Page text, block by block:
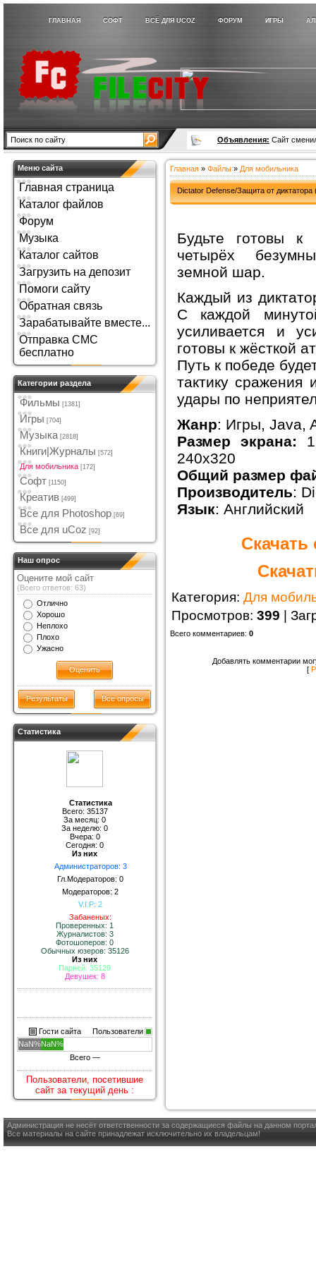
ГЛАВНАЯ СОФТ ВСЁ ДЛЯ UCOZ ФОРУМ ИГРЫ
Объявления: Сайт
Меню сайта
Главная страница
Каталог файлов
Форум
Музыка
Каталог сайтов
Загрузить на депозит
Помоги сайту
Обратная связь
Зарабатывайте вместе...
Отправка СМС
бесплатно
Категории раздела
Фильмы [1381]
Игры [704]
Музыка [2818]
Книги|Журналы [572]
Для мобильника [172]
Софт [1150]
Креатив [499]
Все для Photoshop [69]
Все для uCoz [92]
Наш опрос
Оцените мой сайт
(Всего ответов: 63)
Отлично
Хорошо
Неплохо
Плохо
Ужасно
Результаты Все опросы
Статистика
Статистика
Всего: 35137
За месяц: 0
За неделю: 0
Вчера: 0
Сегодня: 0
Из них
Администраторов: 3
Гл.Модераторов: 0
Модераторов: 2
V.I.P: 2
Забаненых:
Проверенных: 1
Журналистов: 3
Фотошоперов: 0
Обычных юзеров: 35126
Из них
Парней: 35129
Девушек: 8
Пользователи
Гости сайта
NaN%NaN%
Всего —
Пользователи, посетившие
сайт за текущий день :
Главная » Файлы » Для мобильника
Dictator Defense/Защита от диктатора
Будьте готовы
четырёх
земной шар.
Каждый из
С каждой
усиливается и
готовы к жёсткой
Путь к победе
тактику сражения
удары по
Жанр: Игры, Java,
Размер экрана:
240x320
Общий размер
Производитель:
Язык: Английский
Скачать
Категория: Для
Просмотров: 399
Всего комментариев: 0
Добавлять комментарии
[
Администрация не несёт ответственности за содержащиеся файлы на данном
Все материалы на сайте принадлежат исключительно их владельцам!